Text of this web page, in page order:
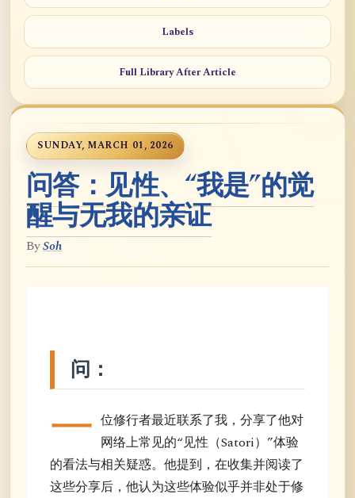
Labels
Full Library After Article
SUNDAY, MARCH 01, 2026
问答：见性、“我是”的觉
醒与无我的亲证
BySoh
问：
一 位修行者最近联系了我，分享了他对
网络上常见的“见性（Satori）”体验
的看法与相关疑惑。他提到，在收集并阅读了
这些分享后，他认为这些体验似乎并非处于修